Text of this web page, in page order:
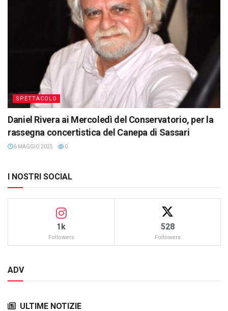
SPETTACOLO
Daniel Rivera ai Mercoledì del Conservatorio, per la
rassegna concertistica del Canepa di Sassari
6 MAGGIO 2025 0
I NOSTRI SOCIAL
1k
Followers
528
Followers
ADV
ULTIME NOTIZIE